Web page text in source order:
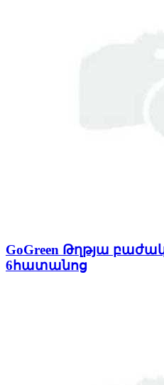
GoGreen Թղթյա
6հատանոց